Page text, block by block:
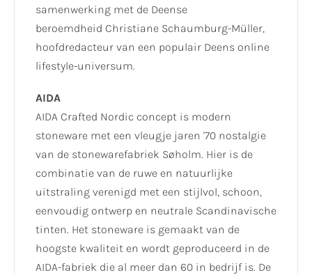
samenwerking met de Deense
beroemdheid Christiane Schaumburg-Müller,
hoofdredacteur van een populair Deens online
lifestyle-universum.
AIDA
AIDA Crafted Nordic concept is modern
stoneware met een vleugje jaren '70 nostalgie
van de stonewarefabriek Søholm. Hier is de
combinatie van de ruwe en natuurlijke
uitstraling verenigd met een stijlvol, schoon,
eenvoudig ontwerp en neutrale Scandinavische
tinten. Het stoneware is gemaakt van de
hoogste kwaliteit en wordt geproduceerd in de
AIDA-fabriek die al meer dan 60 in bedrijf is. De